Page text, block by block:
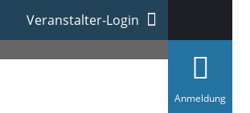
Veranstalter-Login
Anmeldunga